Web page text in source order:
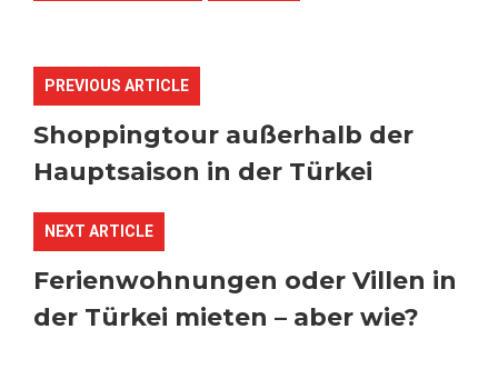
PREVIOUS ARTICLE
Shoppingtour außerhalb der
Hauptsaison in der Türkei
NEXT ARTICLE
Ferienwohnungen oder Villen in
der Türkei mieten – aber wie?